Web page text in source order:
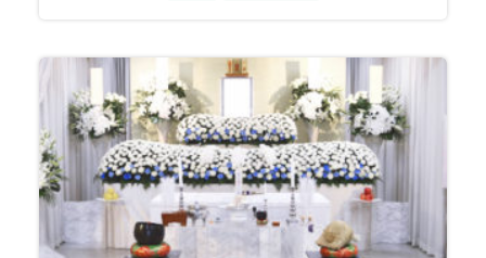
とおっしゃいました。 最後のお別れの時間だけ
のお姿だけでなく、元気で輝いていた頃のお母
様の思い出に囲まれたご葬儀にすることを望ま
れました。